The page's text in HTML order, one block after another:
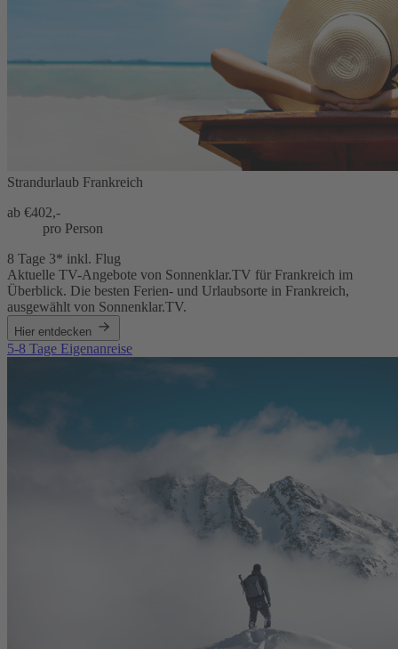
Strandurlaub Frankreich
ab €402,-
pro Person
8 Tage 3* inkl. Flug
Aktuelle TV-Angebote von Sonnenklar.TV für Frankreich im
Überblick. Die besten Ferien- und Urlaubsorte in Frankreich,
ausgewählt von Sonnenklar.TV.
Hier entdecken
5-8 Tage Eigenanreise